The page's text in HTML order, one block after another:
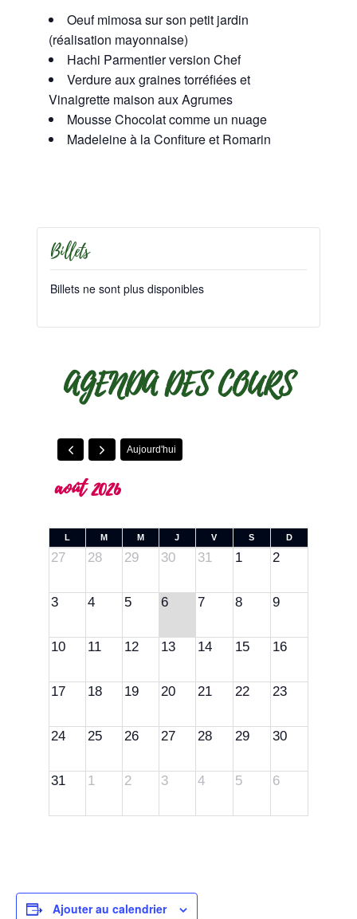
Oeuf mimosa sur son petit jardin
(réalisation mayonnaise)
Hachi Parmentier version Chef
Verdure aux graines torréfiées et
Vinaigrette maison aux Agrumes
Mousse Chocolat comme un nuage
Madeleine à la Confiture et Romarin
Billets
Billets ne sont plus disponibles
AGENDA DES COURS
Aujourd'hui
août 2026
L M M J V S D
27 28 29 30 31 1 2
3 4 5 6 7 8 9
10 11 12 13 14 15 16
17 18 19 20 21 22 23
24 25 26 27 28 29 30
31 1 2 3 4 5 6
Ajouter au calendrier